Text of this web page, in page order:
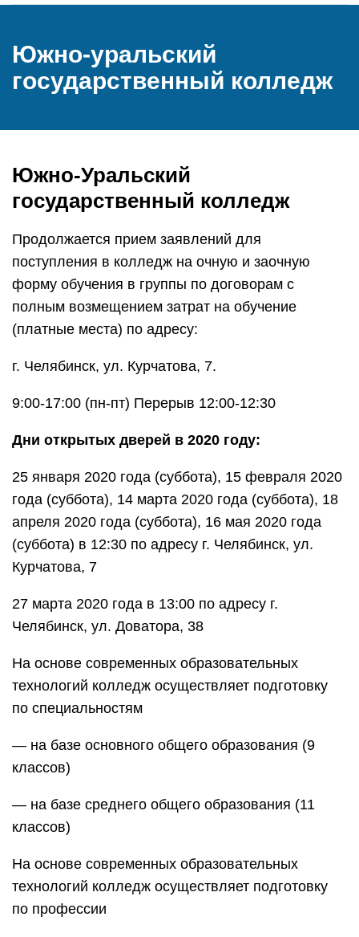
Южно-уральский
государственный колледж
Южно-Уральский
государственный колледж
Продолжается прием заявлений для
поступления в колледж на очную и заочную
форму обучения в группы по договорам с
полным возмещением затрат на обучение
(платные места) по адресу:
г. Челябинск, ул. Курчатова, 7.
9:00-17:00 (пн-пт) Перерыв 12:00-12:30
Дни открытых дверей в 2020 году:
25 января 2020 года (суббота), 15 февраля 2020
года (суббота), 14 марта 2020 года (суббота), 18
апреля 2020 года (суббота), 16 мая 2020 года
(суббота) в 12:30 по адресу г. Челябинск, ул.
Курчатова, 7
27 марта 2020 года в 13:00 по адресу г.
Челябинск, ул. Доватора, 38
На основе современных образовательных
технологий колледж осуществляет подготовку
по специальностям
— на базе основного общего образования (9
классов)
— на базе среднего общего образования (11
классов)
На основе современных образовательных
технологий колледж осуществляет подготовку
по профессии